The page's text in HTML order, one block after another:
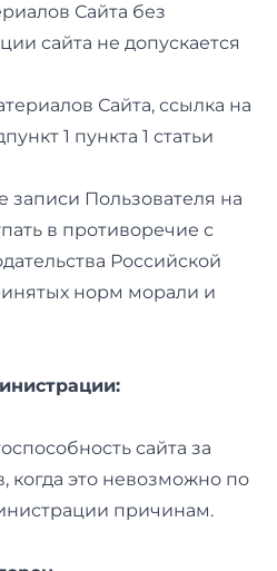
Сайта без
сайта не допускается
Сайта, ссылка на
1 пункта 1 статьи
Пользователя на
в противоречие с
Российской
норм морали и
сайта за
когда это невозможно по
причинам.